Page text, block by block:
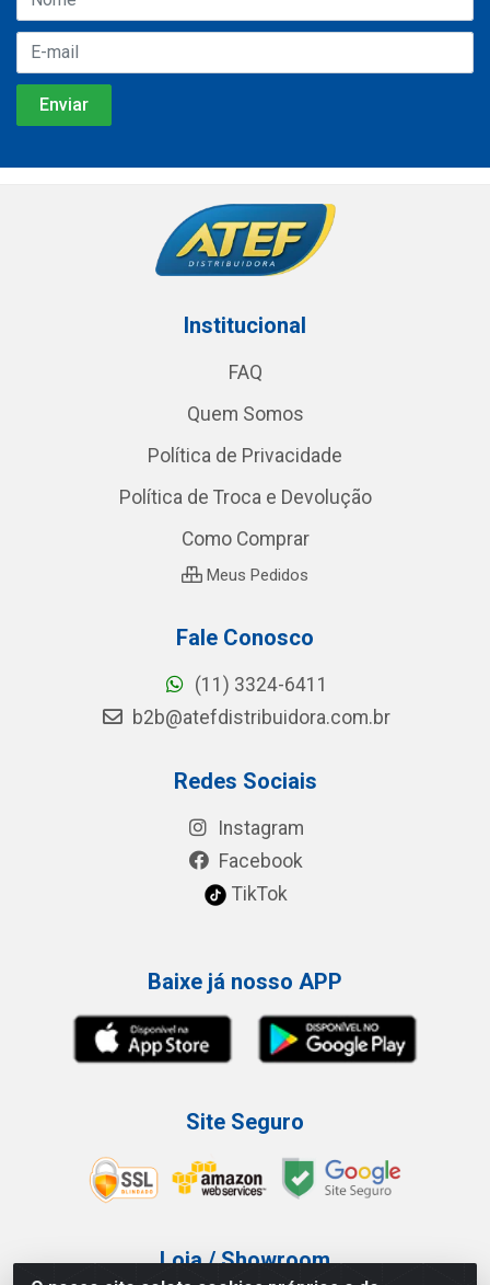
Institucional
FAQ
Quem Somos
Política de Privacidade
Política de Troca e Devolução
Como Comprar
Meus Pedidos
Fale Conosco
(11) 3324-6411
b2b@atefdistribuidora.com.br
Redes Sociais
Instagram
Facebook
TikTok
Baixe já nosso APP
Site Seguro
Loja / Showroom